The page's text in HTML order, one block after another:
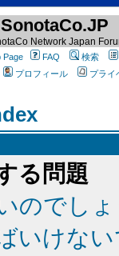
SonotaCo.JP
Network Japan
Page FAQ
検索
プロフィール
プライ
る問題
のでし
いけな